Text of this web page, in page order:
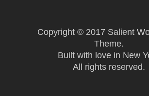
Copyright © 2017 Salient
Theme.
Built with love in New
All rights reserved.